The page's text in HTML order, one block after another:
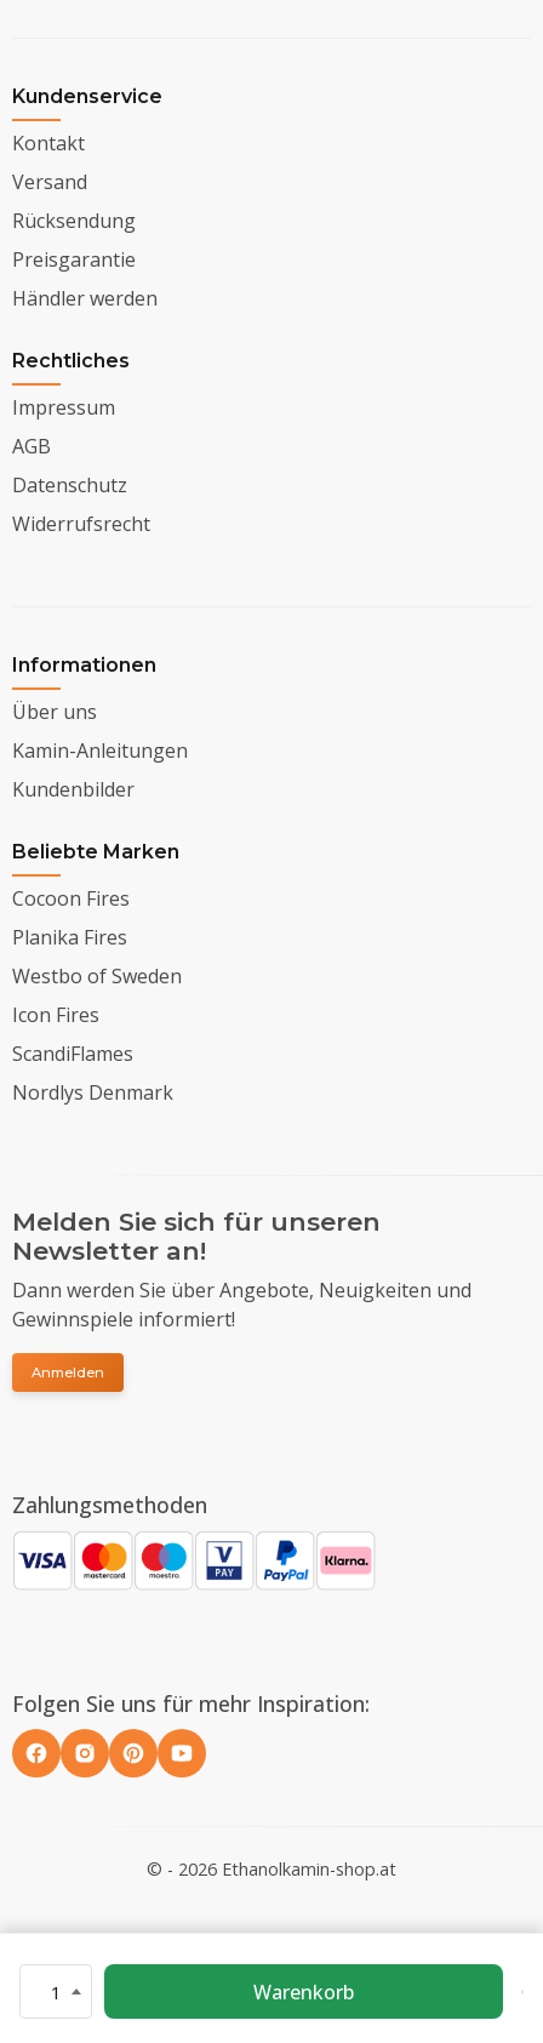
1 Warenkorb
Kundenservice
Kontakt
Versand
Rücksendung
Preisgarantie
Händler werden
Rechtliches
Impressum
AGB
Datenschutz
Widerrufsrecht
Informationen
Über uns
Kamin-Anleitungen
Kundenbilder
Beliebte Marken
Cocoon Fires
Planika Fires
Westbo of Sweden
Icon Fires
ScandiFlames
Nordlys Denmark
Melden Sie sich für unseren
Newsletter an!
Dann werden Sie über Angebote, Neuigkeiten und
Gewinnspiele informiert!
Anmelden
Zahlungsmethoden
Folgen Sie uns für mehr Inspiration:
© - 2026 Ethanolkamin-shop.at